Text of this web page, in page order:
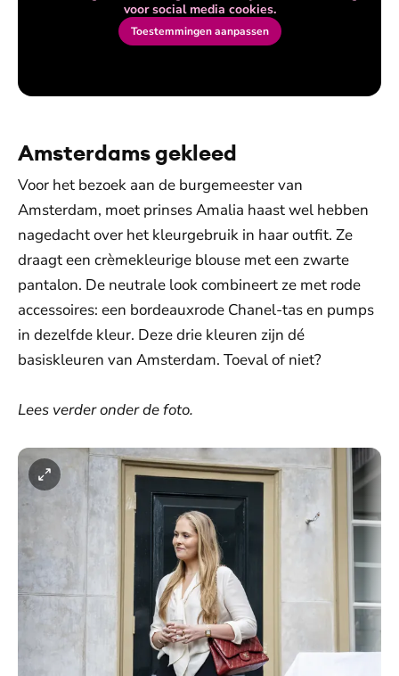
voor social media cookies.
Toestemmingen aanpassen
Amsterdams gekleed
Voor het bezoek aan de burgemeester van
Amsterdam, moet prinses Amalia haast wel hebben
nagedacht over het kleurgebruik in haar outfit. Ze
draagt een crèmekleurige blouse met een zwarte
pantalon. De neutrale look combineert ze met rode
accessoires: een bordeauxrode Chanel-tas en pumps
in dezelfde kleur. Deze drie kleuren zijn dé
basiskleuren van Amsterdam. Toeval of niet?
Lees verder onder de foto.